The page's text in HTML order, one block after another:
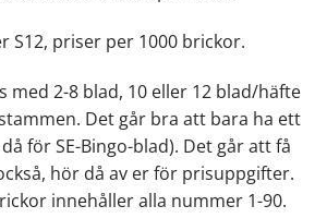
S12, priser per 1000 brickor.
med 2-8 blad, 10 eller 12 blad/häfte
Det går bra att bara ha ett
för SE-Bingo-blad). Det går att få
hör då av er för prisuppgifter.
innehåller alla nummer 1-90.